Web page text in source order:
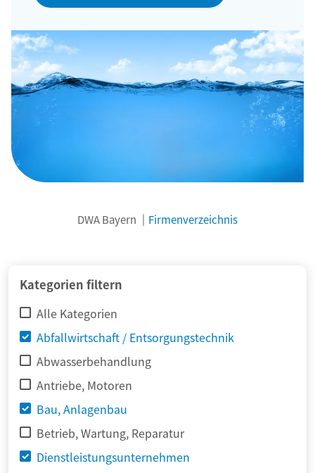
DWA Bayern Firmenverzeichnis
Kategorien filtern
Alle Kategorien
Abfallwirtschaft / Entsorgungstechnik
Abwasserbehandlung
Antriebe, Motoren
Bau, Anlagenbau
Betrieb, Wartung, Reparatur
Dienstleistungsunternehmen